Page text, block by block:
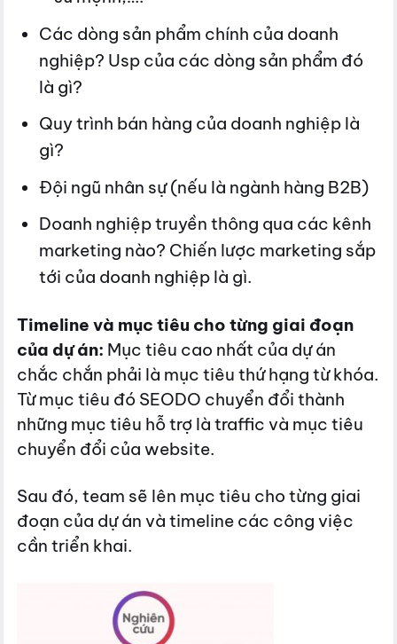
Các dòng sản phẩm chính của doanh
nghiệp? Usp của các dòng sản phẩm đó
là gì?
Quy trình bán hàng của doanh nghiệp là
gì?
Đội ngũ nhân sự (nếu là ngành hàng B2B)
Doanh nghiệp truyền thông qua các kênh
marketing nào? Chiến lược marketing sắp
tới của doanh nghiệp là gì.
Timeline và mục tiêu cho từng giai đoạn
của dự án: Mục tiêu cao nhất của dự án
chắc chắn phải là mục tiêu thứ hạng từ khóa.
Từ mục tiêu đó SEODO chuyển đổi thành
những mục tiêu hỗ trợ là traffic và mục tiêu
chuyển đổi của website.
Sau đó, team sẽ lên mục tiêu cho từng giai
đoạn của dự án và timeline các công việc
cần triển khai.